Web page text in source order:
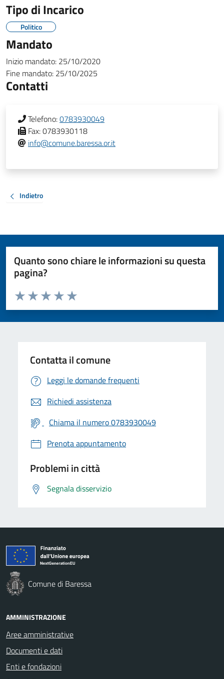
Tipo di Incarico
Politico
Mandato
Inizio mandato: 25/10/2020
Fine mandato: 25/10/2025
Contatti
Telefono:0783930049
Fax:0783930118
info@comune.baressa.or.it
Indietro
Quanto sono chiare le informazioni su questa
pagina?
Valuta da 1 a 5 stelle la pagina
Valuta 5 stelle su 5
Valuta 4 stelle su 5
Valuta 3 stelle su 5
Valuta 2 stelle su 5
Valuta 1 stelle su 5
Contatta il comune
Leggi le domande frequenti
Richiedi assistenza
Chiama il numero 0783930049
Prenota appuntamento
Problemi in città
Segnala disservizio
Comune di Baressa
AMMINISTRAZIONE
Aree amministrative
Documenti e dati
Enti e fondazioni